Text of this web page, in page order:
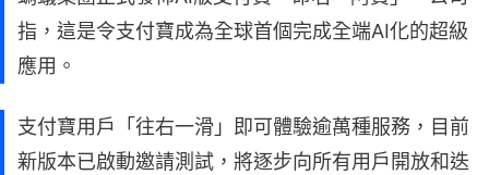
指，這是令支付寶成為全球首個完成全端AI化的超級
應用。
支付寶用戶「往右一滑」即可體驗逾萬種服務，目前
新版本已啟動邀請測試，將逐步向所有用戶開放和迭